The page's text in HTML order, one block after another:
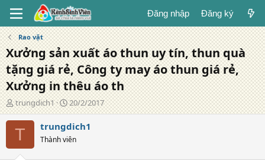
Đăng nhập Đăng ký
Rao vặt
Xưởng sản xuất áo thun uy tín, thun quà
tặng giá rẻ, Công ty may áo thun giá rẻ,
Xưởng in thêu áo th
T
á
c
ả
trungdich1
N
g
à
y
đ
20/2/2017
T trungdich1
Thành viên